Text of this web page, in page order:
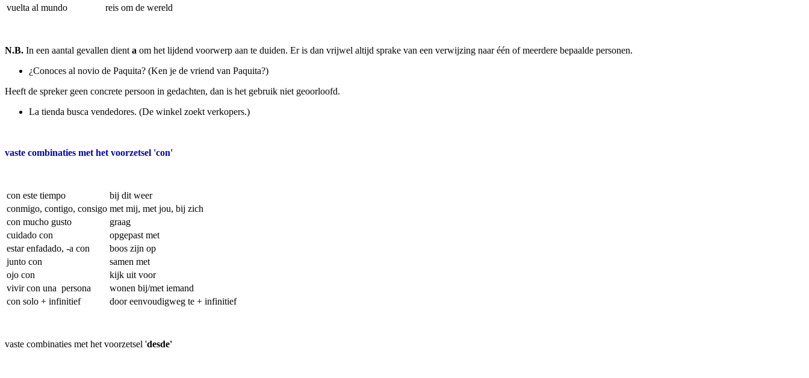
vuelta al mundo
reis om de wereld
N.B. In een aantal gevallen dient a om het lijdend voorwerp aan te duiden. Er is dan vrijwel altijd sprake van een verwijzing naar één of meerdere bepaalde personen.
¿Conoces al novio de Paquita? (Ken je de vriend van Paquita?)
Heeft de spreker geen concrete persoon in gedachten, dan is het gebruik niet geoorloofd.
La tienda busca vendedores. (De winkel zoekt verkopers.)
vaste combinaties met het voorzetsel 'con'
con este tiempo
bij dit weer
conmigo, contigo, consigo met mij, met jou, bij zich
con mucho gusto
graag
cuidado con
opgepast met
estar enfadado, -a con
boos zijn op
junto con
samen met
ojo con
kijk uit voor
vivir con una persona
wonen bij/met iemand
con solo + infinitief
door eenvoudigweg te + infinitief
vaste combinaties met het voorzetsel 'desde'